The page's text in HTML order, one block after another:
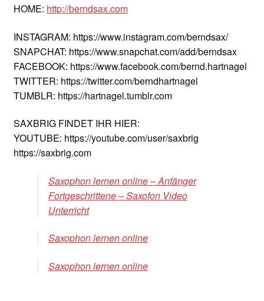
HOME: http://berndsax.com
INSTAGRAM: https://www.instagram.com/berndsax/
SNAPCHAT: https://www.snapchat.com/add/berndsax
FACEBOOK: https://www.facebook.com/bernd.hartnagel
TWITTER: https://twitter.com/berndhartnagel
TUMBLR: https://hartnagel.tumblr.com
SAXBRIG FINDET IHR HIER:
YOUTUBE: https://youtube.com/user/saxbrig
https://saxbrig.com
Saxophon lernen online – Anfänger
Fortgeschrittene – Saxofon Video
Unterricht
Saxophon lernen online
Saxophon lernen online